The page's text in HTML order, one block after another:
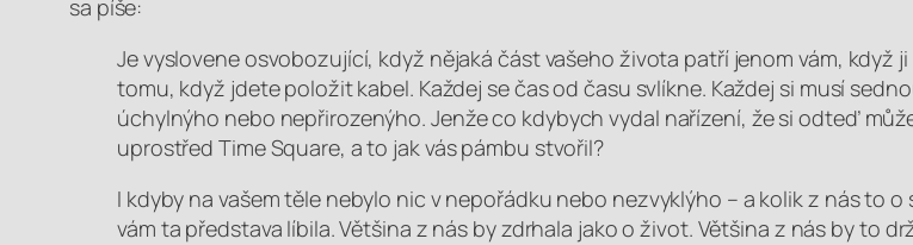
sa píše:
Je vyslovene osvobozující, když nějaká část vašeho života patří jenom vám, když
tomu, když jdete položit kabel. Každej se čas od času svlíkne. Každej si musí
úchylnýho nebo nepřirozenýho. Jenže co kdybych vydal nařízení, že si odteď
uprostřed Time Square, a to jak vás pámbu stvořil?
I kdyby na vašem těle nebylo nic v nepořádku nebo nezvyklýho – a kolik z nás to
vám ta představa líbila. Většina z nás by zdrhala jako o život. Většina z nás by to